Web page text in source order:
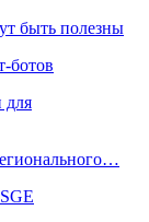
быть полезны
ботов
для